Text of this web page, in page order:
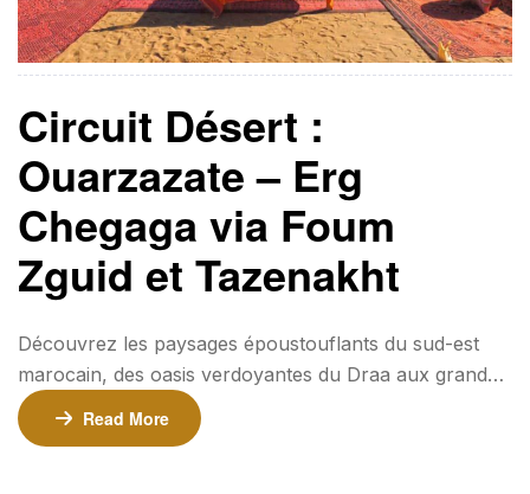
Circuit Désert :
Ouarzazate – Erg
Chegaga via Foum
Zguid et Tazenakht
Découvrez les paysages époustouflants du sud-est
marocain, des oasis verdoyantes du Draa aux grandes
dunes d’Erg Chegaga. Ce voyage combine aventure,
culture et paysages désertiques avec des arrêts
Read More